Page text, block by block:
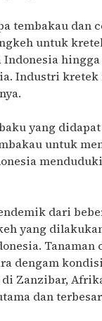
tembakau dan
untuk
Indonesia
Industri kretek
yang
untuk
dari
yang
Tanaman
dengam
Zanzibar,
dan